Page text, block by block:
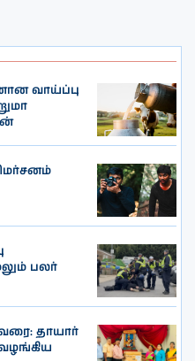
வாய்ப்பு
பலர்
தாயார்